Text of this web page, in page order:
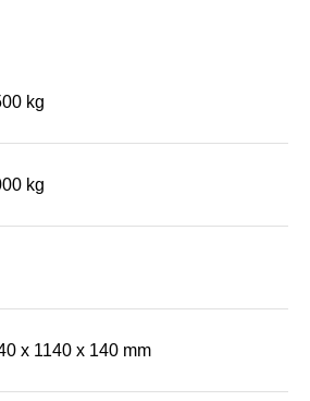
kg
kg
x 1140 x 140 mm